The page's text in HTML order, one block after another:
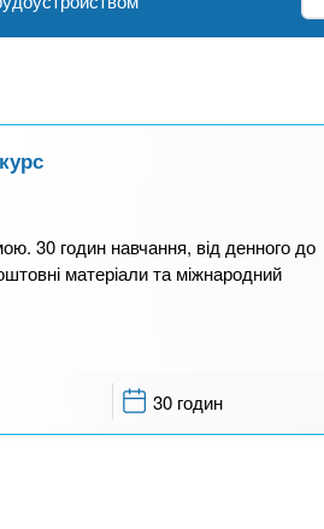
30 годин навчання, від денного до
матеріали та міжнародний
30 годин